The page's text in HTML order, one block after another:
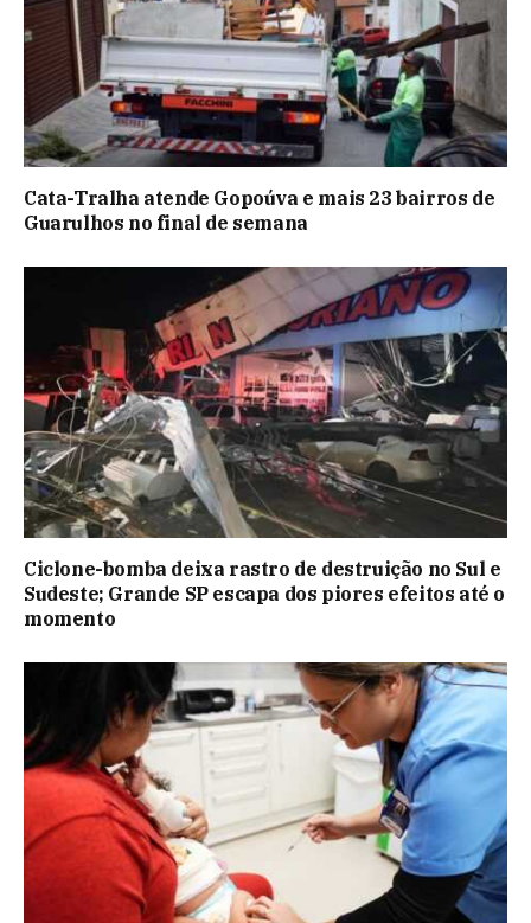
Cata-Tralha atende Gopoúva e mais 23 bairros de
Guarulhos no final de semana
Ciclone-bomba deixa rastro de destruição no Sul e
Sudeste; Grande SP escapa dos piores efeitos até o
momento